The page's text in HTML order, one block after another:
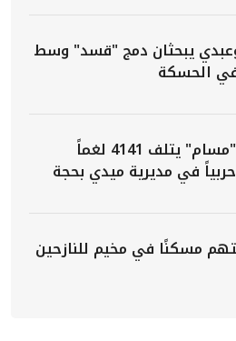
يبحثان دمج "قسد" وسط
الحسكة
مشروع "مسام" يتلف 4141 لغماً
في مديرية ميدي بحجة
مسكنًا في مخيم للنازحين